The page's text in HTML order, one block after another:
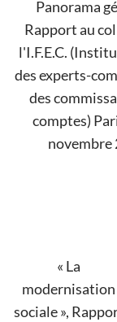
Panorama
Rapport au
l'I.F.E.C.
des experts-
des
comptes)
novembre
« La
modernisation
sociale »,